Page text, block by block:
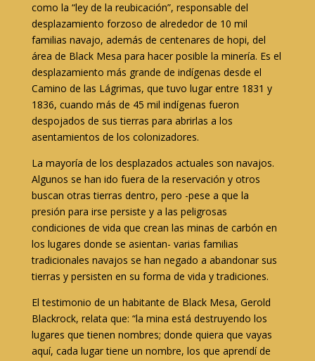
como la “ley de la reubicación”, responsable del
desplazamiento forzoso de alrededor de 10 mil
familias navajo, además de centenares de hopi, del
área de Black Mesa para hacer posible la minería. Es el
desplazamiento más grande de indígenas desde el
Camino de las Lágrimas, que tuvo lugar entre 1831 y
1836, cuando más de 45 mil indígenas fueron
despojados de sus tierras para abrirlas a los
asentamientos de los colonizadores.
La mayoría de los desplazados actuales son navajos.
Algunos se han ido fuera de la reservación y otros
buscan otras tierras dentro, pero -pese a que la
presión para irse persiste y a las peligrosas
condiciones de vida que crean las minas de carbón en
los lugares donde se asientan- varias familias
tradicionales navajos se han negado a abandonar sus
tierras y persisten en su forma de vida y tradiciones.
El testimonio de un habitante de Black Mesa, Gerold
Blackrock, relata que: “la mina está destruyendo los
lugares que tienen nombres; donde quiera que vayas
aquí, cada lugar tiene un nombre, los que aprendí de